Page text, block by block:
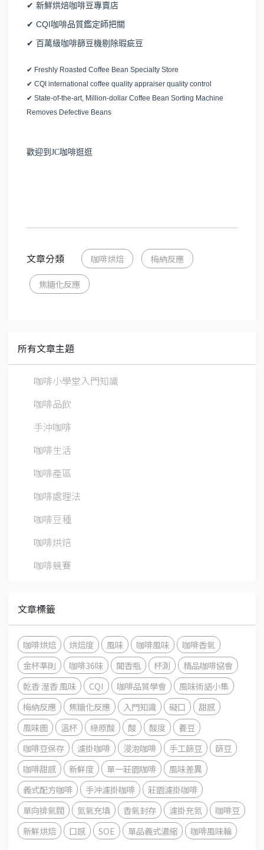
✔ 新鮮烘焙咖啡豆專賣店
✔ CQI咖啡品質鑑定師把關
✔ 百萬級咖啡篩豆機剔除瑕疵豆
✔ Freshly Roasted Coffee Bean Specialty Store
✔ CQI international coffee quality appraiser quality control
✔ State-of-the-art, Million-dollar Coffee Bean Sorting Machine
Removes Defective Beans
歡迎到JC咖啡逛逛
文章分類 咖啡烘焙 梅納反應
焦糖化反應
所有文章主題
咖啡小學堂入門知識
咖啡品飲
手沖咖啡
咖啡生活
咖啡產區
咖啡處理法
咖啡豆種
咖啡烘焙
咖啡競賽
文章標籤
咖啡烘焙 烘焙度 風味 咖啡風味
咖啡香氣
金杯準則
咖啡36味 聞香瓶 杯測
精品咖啡協會
乾香 溼香 風味
CQI 咖啡品質學會
風味術語小集
梅納反應
焦糖化反應 入門知識 礙口
甜感
風味圖
溫杯 綠原酸 酸 酸度
養豆
咖啡豆保存
濾掛咖啡 浸泡咖啡 手工篩豆
篩豆
咖啡甜感
新鮮度 單一莊園咖啡
風味差異
義式配方咖啡
手沖濾掛咖啡
莊園濾掛咖啡
單向排氣閥
氮氣充填 香氣封存 濾掛充氮
咖啡豆
新鮮烘焙
口感 SOE 單品義式濃縮 咖啡風味輪